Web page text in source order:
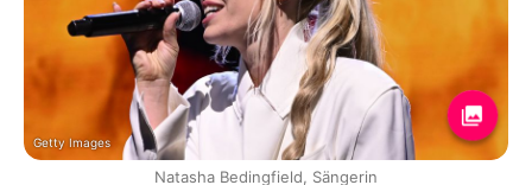
Getty Images
Natasha Bedingfield, Sängerin